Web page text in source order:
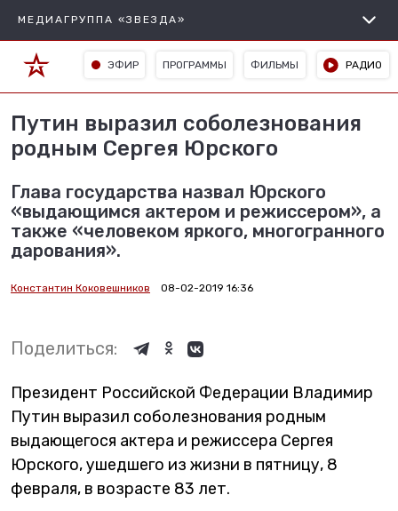
МЕДИАГРУППА «ЗВЕЗДА»
ЭФИР ПРОГРАММЫ ФИЛЬМЫ РАДИО
Путин выразил соболезнования
родным Сергея Юрского
Глава государства назвал Юрского
«выдающимся актером и режиссером», а
также «человеком яркого, многогранного
дарования».
Константин Коковешников 08-02-2019 16:36
Поделиться:
Президент Российской Федерации Владимир
Путин выразил соболезнования родным
выдающегося актера и режиссера Сергея
Юрского, ушедшего из жизни в пятницу, 8
февраля, в возрасте 83 лет.